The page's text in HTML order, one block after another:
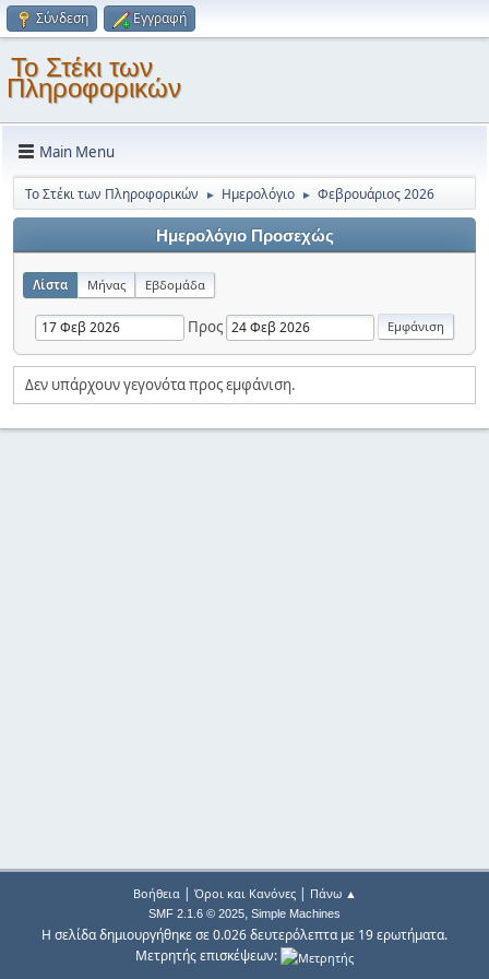
Σύνδεση Εγγραφή
Το Στέκι των
Πληροφορικών
Main Menu
Το Στέκι των Πληροφορικών ► Ημερολόγιο ► Φεβρουάριος 2026
Ημερολόγιο Προσεχώς
Λίστα Μήνας Εβδομάδα
Προς
Δεν υπάρχουν γεγονότα προς εμφάνιση.
Βοήθεια| Όροι και Κανόνες| Πάνω ▲
SMF 2.1.6 © 2025, Simple Machines
Η σελίδα δημιουργήθηκε σε 0.026 δευτερόλεπτα με 19 ερωτήματα.
Μετρητής επισκέψεων: